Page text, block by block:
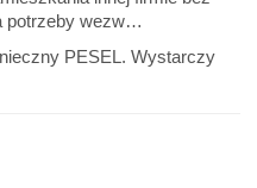
potrzeby wezw…
PESEL. Wystarczy